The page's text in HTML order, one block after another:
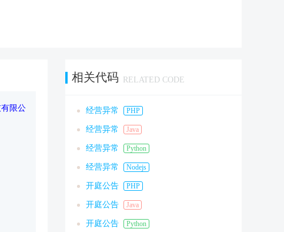
限公
相关代码 RELATED CODE
经营异常 PHP
经营异常 Java
经营异常 Python
经营异常 Nodejs
开庭公告 PHP
开庭公告 Java
开庭公告 Python